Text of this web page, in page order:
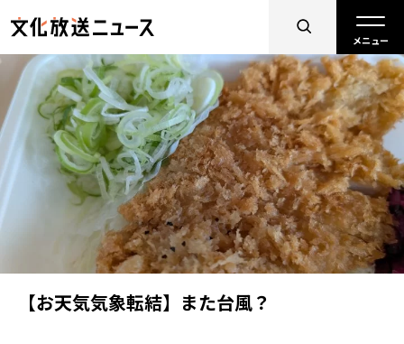
【お天気気象転結】また台風？